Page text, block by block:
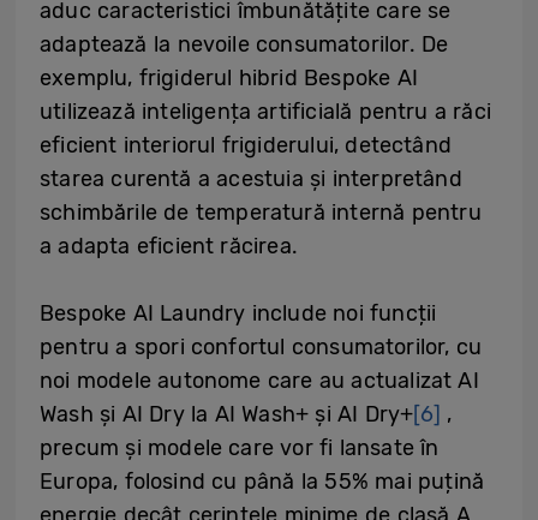
aduc caracteristici îmbunătățite care se
adaptează la nevoile consumatorilor. De
exemplu, frigiderul hibrid Bespoke AI
utilizează inteligența artificială pentru a răci
eficient interiorul frigiderului, detectând
starea curentă a acestuia și interpretând
schimbările de temperatură internă pentru
a adapta eficient răcirea.
Bespoke AI Laundry include noi funcții
pentru a spori confortul consumatorilor, cu
noi modele autonome care au actualizat AI
Wash și AI Dry la AI Wash+ și AI Dry+[6] ,
precum și modele care vor fi lansate în
Europa, folosind cu până la 55% mai puțină